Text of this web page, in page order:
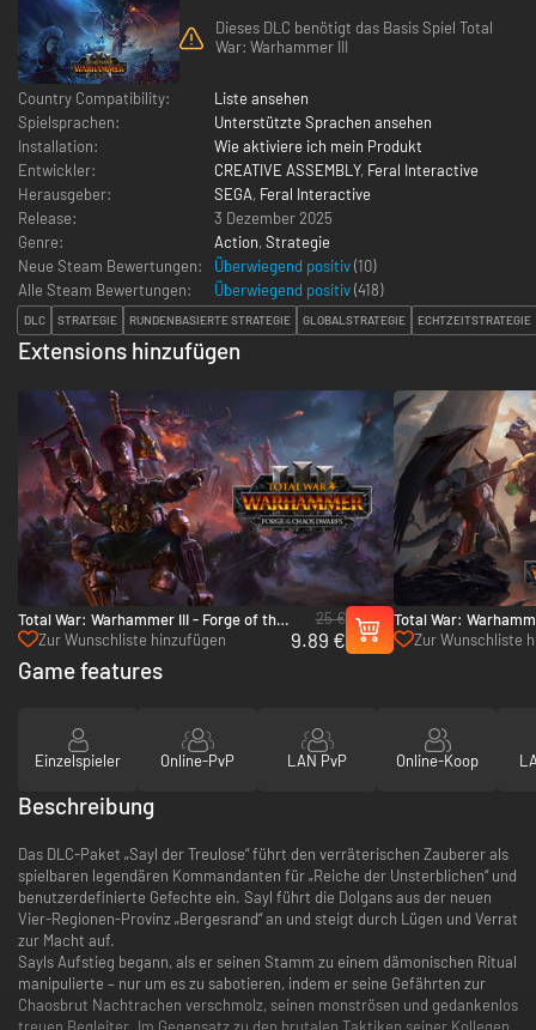
Dieses DLC benötigt das Basis Spiel Total
War: Warhammer III
Country Compatibility:
Liste ansehen
Spielsprachen:
Unterstützte Sprachen ansehen
Installation:
Wie aktiviere ich mein Produkt
Entwickler:
CREATIVE ASSEMBLY, Feral Interactive
Herausgeber:
SEGA, Feral Interactive
Release:
3 Dezember 2025
Genre:
Action, Strategie
Neue Steam Bewertungen:
Überwiegend positiv(10)
Alle Steam Bewertungen:
Überwiegend positiv(418)
DLC STRATEGIE RUNDENBASIERTE STRATEGIE GLOBALSTRATEGIE ECHTZEITSTRATEGIE
Extensions hinzufügen
Total War: Warhammer III - Forge of the
Chaos Dwarfs - PC & Mac (Steam)
Zur Wunschliste hinzufügen
25 €
9.89 €
Total War:
Chaos - PC & Mac
Zur Wunschliste
Game features
Einzelspieler Online-PvP LAN PvP Online-Koop
Beschreibung
Das DLC-Paket „Sayl der Treulose“ führt den verräterischen Zauberer als
spielbaren legendären Kommandanten für „Reiche der Unsterblichen“ und
benutzerdefinierte Gefechte ein. Sayl führt die Dolgans aus der neuen
Vier-Regionen-Provinz „Bergesrand“ an und steigt durch Lügen und Verrat
zur Macht auf.
Sayls Aufstieg begann, als er seinen Stamm zu einem dämonischen Ritual
manipulierte – nur um es zu sabotieren, indem er seine Gefährten zur
Chaosbrut Nachtrachen verschmolz, seinen monströsen und gedankenlos
treuen Begleiter. Im Gegensatz zu den brutalen Taktiken seiner Kollegen